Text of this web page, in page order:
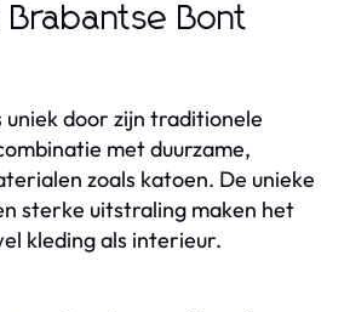
Bont
uniek door zijn traditionele
met duurzame,
zoals katoen. De unieke
sterke uitstraling maken het
kleding als interieur.